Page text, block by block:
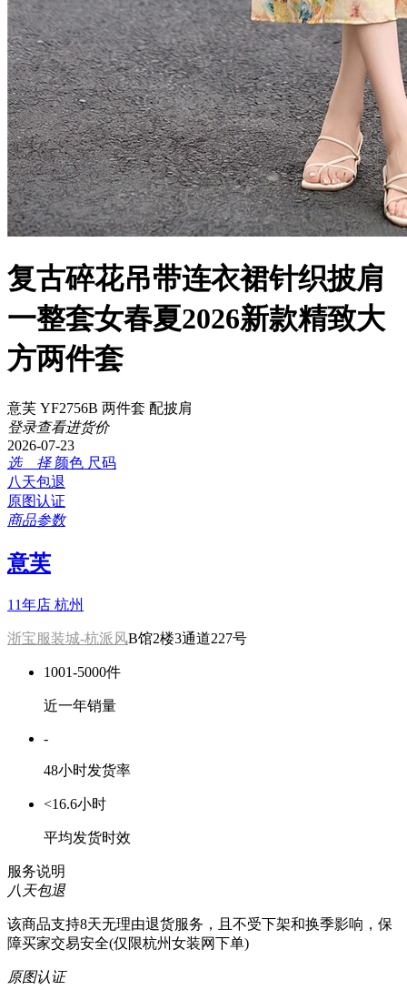
复古碎花吊带连衣裙针织披肩
一整套女春夏2026新款精致大
方两件套
意芙 YF2756B 两件套 配披肩
登录查看进货价
2026-07-23
选 择 颜色 尺码
八天包退
原图认证
商品参数
意芙
11年店 杭州
浙宝服装城-杭派风B馆2楼3通道227号
1001-5000件
近一年销量
-
48小时发货率
<16.6小时
平均发货时效
服务说明
八天包退
该商品支持8天无理由退货服务，且不受下架和换季影响，保
障买家交易安全(仅限杭州女装网下单)
原图认证